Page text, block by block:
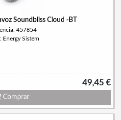
Soundbliss Cloud -BT
457854
Energy Sistem
49,45 €
Comprar